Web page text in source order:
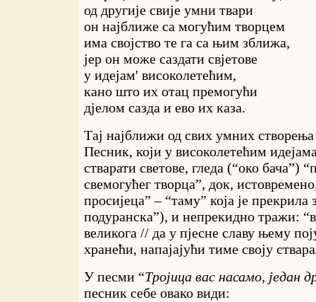
од другије свије умни твари
он најближе са могућим творцем
има својство те га са њим зближа,
јер он може саздати свјетове
у идејам' високолетећим,
кано што их отац премогући
дјелом сазда и ево их каза.
Тај најближи од свих умних
Песник, који у високолетећим
стварати светове, гледа (“око бача”)
свемогућег творца”, док,
просијеца” – “таму” која је
подуранска”), и непрекидно тражи:
великога // да у пјесне славу њему
хранећи, напајајући тиме своју
У песми “Тројица вас насамо, један
песник себе овако види: